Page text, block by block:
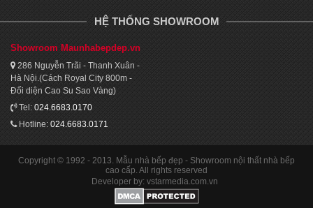
HỆ THỐNG SHOWROOM
Showroom Maunhabepdep.vn
286 Nguyễn Trãi - Thanh Xuân -
Hà Nội.(Cách Royal City 800m -
Đối diện Cao Su Sao Vàng)
Tel: 024.6683.0170
Hotline: 024.6683.0171
Copyright © 1992 - 2013. Mẫu nhà bếp đẹp - Showroom nội thất nhà bếp
cao cấp. All rights reserved
Developer by: vstarmedia.com.vn